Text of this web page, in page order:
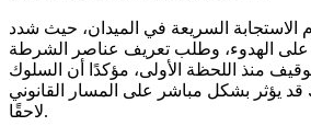
الاستجابة السريعة في الميدان، حيث شدد
على الهدوء، وطلب تعريف عناصر الشرطة
منذ اللحظة الأولى، مؤكدًا أن السلوك
قد يؤثر بشكل مباشر على المسار القانوني
لاحقًا.